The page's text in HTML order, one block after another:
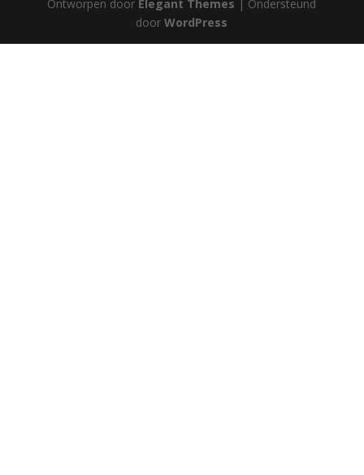
Ontworpen door Elegant Themes | Ondersteund
doorWordPress